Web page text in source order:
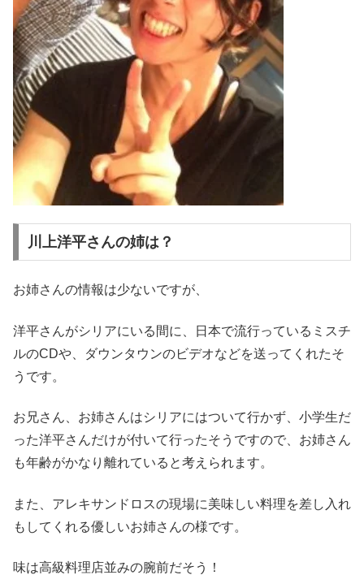
川上洋平さんの姉は？
お姉さんの情報は少ないですが、
洋平さんがシリアにいる間に、日本で流行っているミスチ
ルのCDや、ダウンタウンのビデオなどを送ってくれたそ
うです。
お兄さん、お姉さんはシリアにはついて行かず、小学生だ
った洋平さんだけが付いて行ったそうですので、お姉さん
も年齢がかなり離れていると考えられます。
また、アレキサンドロスの現場に美味しい料理を差し入れ
もしてくれる優しいお姉さんの様です。
味は高級料理店並みの腕前だそう！